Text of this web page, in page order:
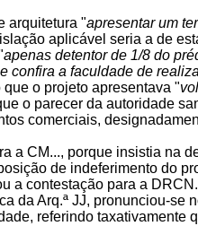
arquitetura "apresentar um
aplicável seria a de
apenas detentor de 1/8 do
confira a faculdade de
o projeto apresentava "
o parecer da autoridade
comerciais,
a CM..., porque insistia na
de indeferimento do
a contestação para a DRCN.
da Arq.ª JJ, pronunciou-se
referindo taxativamente